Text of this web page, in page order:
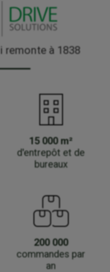
remonte à 1838
15 000 m²
d'entrepôt et de
bureaux
200 000
commandes par
an